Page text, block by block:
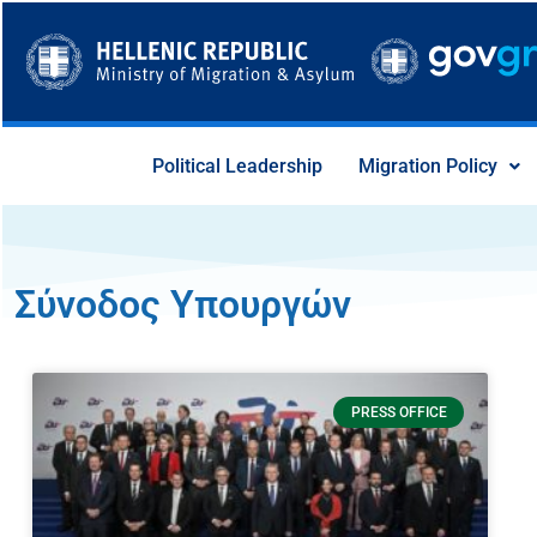
content
Political Leadership Migration Policy
Σύνοδος Υπουργών
PRESS OFFICE